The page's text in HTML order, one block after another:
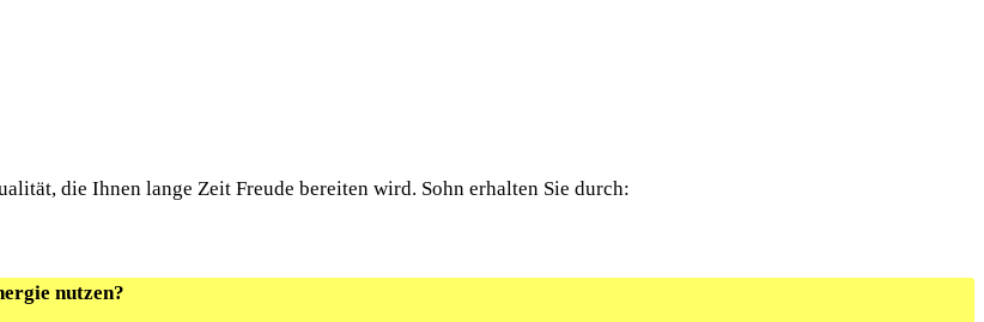
die Ihnen lange Zeit Freude bereiten wird. Sohn erhalten Sie durch:
nutzen?